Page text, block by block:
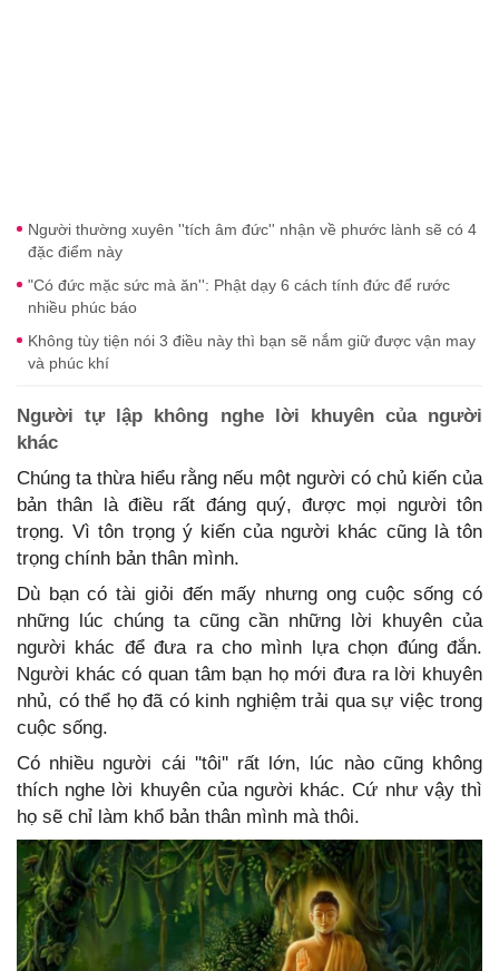
Người thường xuyên ''tích âm đức'' nhận về phước lành sẽ có 4
đặc điểm này
"Có đức mặc sức mà ăn'': Phật dạy 6 cách tính đức để rước
nhiều phúc báo
Không tùy tiện nói 3 điều này thì bạn sẽ nắm giữ được vận may
và phúc khí
Người tự lập không nghe lời khuyên của người
khác
Chúng ta thừa hiểu rằng nếu một người có chủ kiến của
bản thân là điều rất đáng quý, được mọi người tôn
trọng. Vì tôn trọng ý kiến của người khác cũng là tôn
trọng chính bản thân mình.
Dù bạn có tài giỏi đến mấy nhưng ong cuộc sống có
những lúc chúng ta cũng cần những lời khuyên của
người khác để đưa ra cho mình lựa chọn đúng đắn.
Người khác có quan tâm bạn họ mới đưa ra lời khuyên
nhủ, có thể họ đã có kinh nghiệm trải qua sự việc trong
cuộc sống.
Có nhiều người cái ''tôi'' rất lớn, lúc nào cũng không
thích nghe lời khuyên của người khác. Cứ như vậy thì
họ sẽ chỉ làm khổ bản thân mình mà thôi.